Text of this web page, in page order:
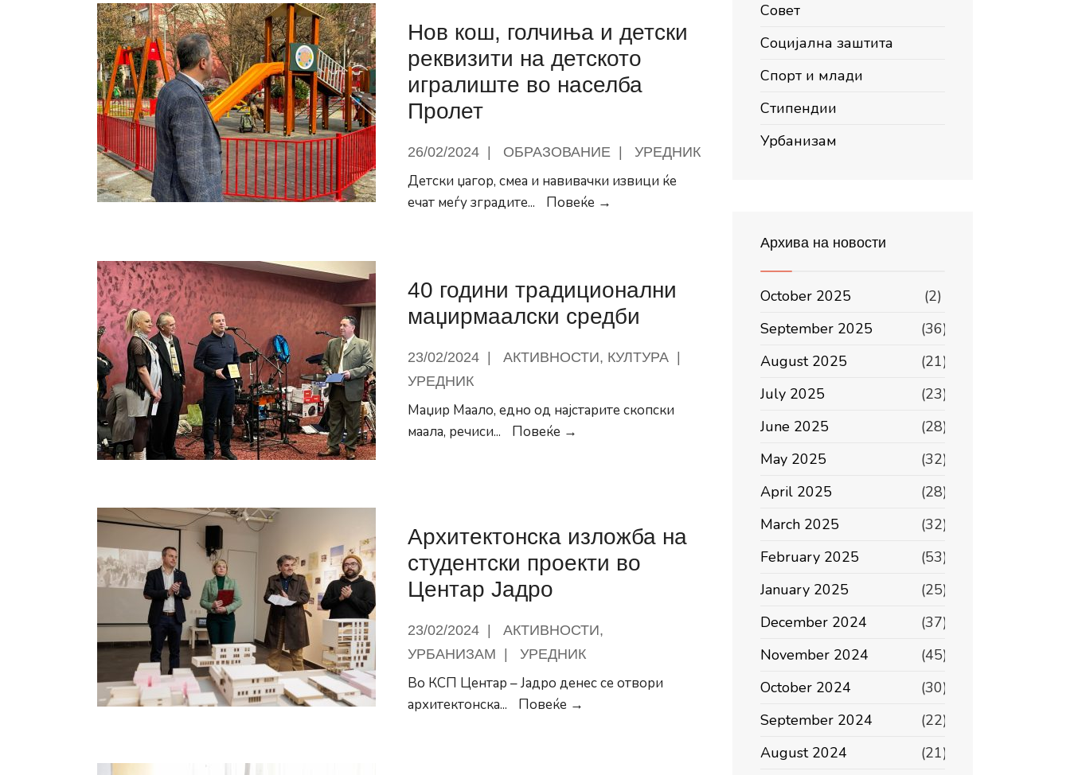
имот
на
Општина
Центар
на
јавна
зелена
Нов кош, голчиња и детски
реквизити на детското
игралиште во населба
Пролет
26/02/2024 ОБРАЗОВАНИЕ УРЕДНИК
Детски џагор, смеа и навивачки извици ќе
ечат меѓу зградите... Повеќе →
детски
реквизити
на
детското
населба
40 години традиционални
маџирмаалски средби
23/02/2024 АКТИВНОСТИ, КУЛТУРА
УРЕДНИК
Маџир Маало, едно од најстарите скопски
маала, речиси... Повеќе →
Архитектонска изложба на
студентски проекти во
Центар Јадро
23/02/2024 АКТИВНОСТИ,
УРБАНИЗАМ
УРЕДНИК
Во КСП Центар – Јадро денес се отвори
архитектонска... Повеќе →
Совет
Социјална заштита
Спорт и млади
Стипендии
Урбанизам
Архива на новости
October 2025
(2)
September 2025
(36)
August 2025
(21)
July 2025
(23)
June 2025
(28)
May 2025
(32)
April 2025
(28)
March 2025
(32)
February 2025
(53)
January 2025
(25)
December 2024
(37)
November 2024
(45)
October 2024
(30)
September 2024
(22)
August 2024
(21)